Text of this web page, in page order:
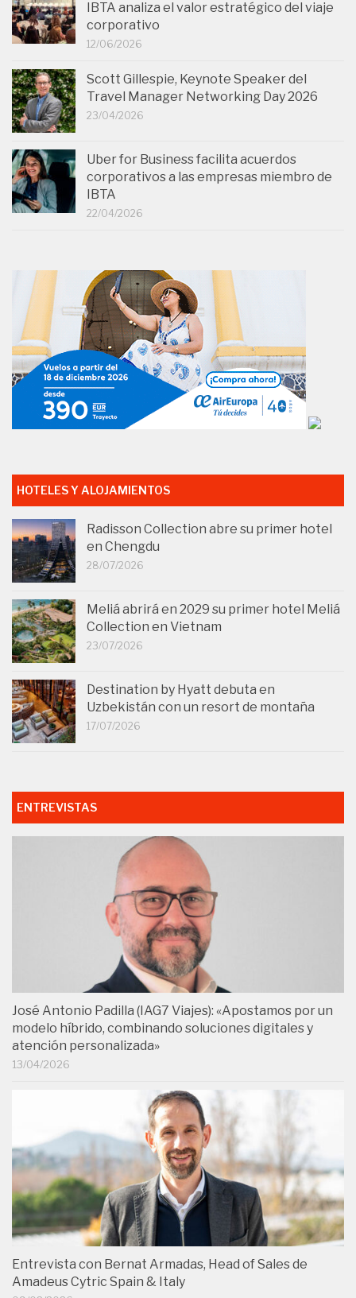
IBTA analiza el valor estratégico del viaje
corporativo
12/06/2026
Scott Gillespie, Keynote Speaker del
Travel Manager Networking Day 2026
23/04/2026
Uber for Business facilita acuerdos
corporativos a las empresas miembro de
IBTA
22/04/2026
HOTELES Y ALOJAMIENTOS
Radisson Collection abre su primer hotel
en Chengdu
28/07/2026
Meliá abrirá en 2029 su primer hotel Meliá
Collection en Vietnam
23/07/2026
Destination by Hyatt debuta en
Uzbekistán con un resort de montaña
17/07/2026
ENTREVISTAS
José Antonio Padilla (IAG7 Viajes): «Apostamos por un
modelo híbrido, combinando soluciones digitales y
atención personalizada»
13/04/2026
Entrevista con Bernat Armadas, Head of Sales de
Amadeus Cytric Spain & Italy